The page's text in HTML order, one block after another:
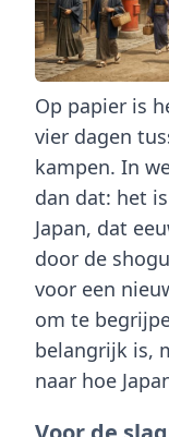
Op papier is
vier dagen
kampen. In
dan dat: het
Japan, dat
door de
voor een
om te
belangrijk is,
naar hoe